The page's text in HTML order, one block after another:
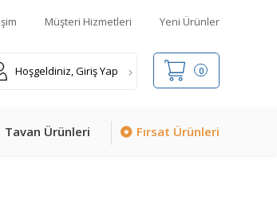
Müşteri Hizmetleri Yeni Ürünler
0
Hoşgeldiniz, Giriş Yap
Tavan Ürünleri Fırsat Ürünleri